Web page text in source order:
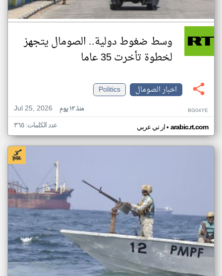
وسط ضغوط دولية.. الصومال يتجهز
لخطوة تأخرت 35 عاما
اخبار الصومال
Politics
Jul 25, 2026
منذ ١٣ يوم BG04YE
ار تي عربي• arabic.rt.com عدد الكلمات: ٣٦٥